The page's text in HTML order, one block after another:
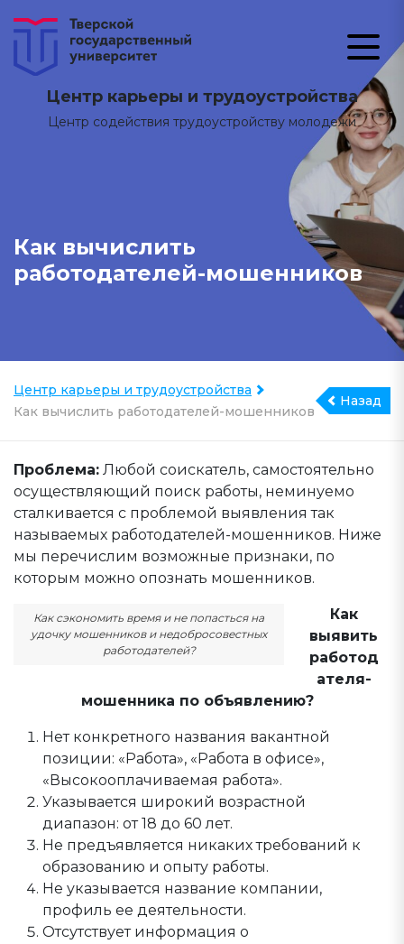
Центр карьеры и трудоустройства
Центр содействия трудоустройству молодежи
Как вычислить
работодателей-мошенников
Центр карьеры и трудоустройства
Как вычислить работодателей-мошенников
Назад
Проблема: Любой соискатель, самостоятельно
осуществляющий поиск работы, неминуемо
сталкивается с проблемой выявления так
называемых работодателей-мошенников. Ниже
мы перечислим возможные признаки, по
которым можно опознать мошенников.
Как сэкономить время и не попасться на
удочку мошенников и недобросовестных
работодателей?
Как
выявить
работод
ателя-
мошенника по объявлению?
Нет конкретного названия вакантной
позиции: «Работа», «Работа в офисе»,
«Высокооплачиваемая работа».
Указывается широкий возрастной
диапазон: от 18 до 60 лет.
Не предъявляется никаких требований к
образованию и опыту работы.
Не указывается название компании,
профиль ее деятельности.
Отсутствует информация о